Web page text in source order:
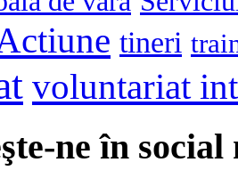
tineri
voluntariat
ne în social